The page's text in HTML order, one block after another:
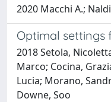
2020 Macchi A.;
Optimal settings
2018 Setola,
Marco; Cocina,
Lucia; Morano,
Downe, Soo